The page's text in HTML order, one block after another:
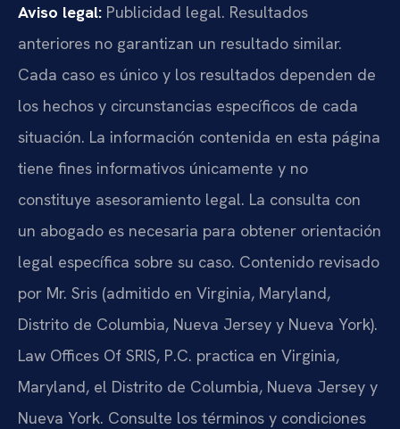
Aviso legal: Publicidad legal. Resultados
anteriores no garantizan un resultado similar.
Cada caso es único y los resultados dependen de
los hechos y circunstancias específicos de cada
situación. La información contenida en esta página
tiene fines informativos únicamente y no
constituye asesoramiento legal. La consulta con
un abogado es necesaria para obtener orientación
legal específica sobre su caso. Contenido revisado
por Mr. Sris (admitido en Virginia, Maryland,
Distrito de Columbia, Nueva Jersey y Nueva York).
Law Offices Of SRIS, P.C. practica en Virginia,
Maryland, el Distrito de Columbia, Nueva Jersey y
Nueva York. Consulte los términos y condiciones